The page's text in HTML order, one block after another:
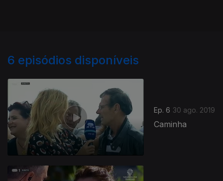
6 episódios disponíveis
Ep. 6 30 ago. 2019
Caminha